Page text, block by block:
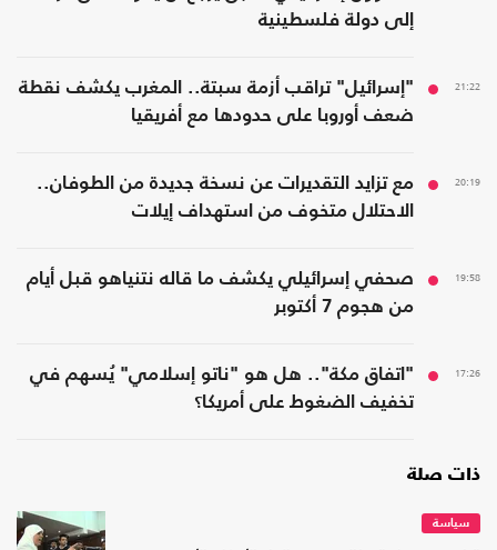
إلى دولة فلسطينية
21:22
"إسرائيل" تراقب أزمة سبتة.. المغرب يكشف نقطة
ضعف أوروبا على حدودها مع أفريقيا
20:19
مع تزايد التقديرات عن نسخة جديدة من الطوفان..
الاحتلال متخوف من استهداف إيلات
19:58
صحفي إسرائيلي يكشف ما قاله نتنياهو قبل أيام
من هجوم 7 أكتوبر
17:26
"اتفاق مكة".. هل هو "ناتو إسلامي" يُسهم في
تخفيف الضغوط على أمريكا؟
ذات صلة
سياسة